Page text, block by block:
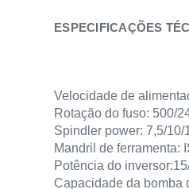
ESPECIFICAÇÕES
Velocidade de
Rotação do fuso: 500/
Spindler power: 7,5/10/
Mandril de ferramenta:
Potência do inversor:
Capacidade da bomba